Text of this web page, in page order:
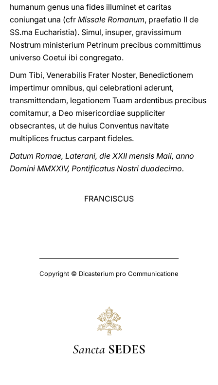
humanum genus una fides illuminet et caritas
coniungat una (cfr Missale Romanum, praefatio II de
SS.ma Eucharistia). Simul, insuper, gravissimum
Nostrum ministerium Petrinum precibus committimus
universo Coetui ibi congregato.
Dum Tibi, Venerabilis Frater Noster, Benedictionem
impertimur omnibus, qui celebrationi aderunt,
transmittendam, legationem Tuam ardentibus precibus
comitamur, a Deo misericordiae suppliciter
obsecrantes, ut de huius Conventus navitate
multiplices fructus carpant fideles.
Datum Romae, Laterani, die XXII mensis Maii, anno
Domini MMXXIV, Pontificatus Nostri duodecimo.
FRANCISCUS
Copyright © Dicasterium pro Communicatione
Sancta SEDES